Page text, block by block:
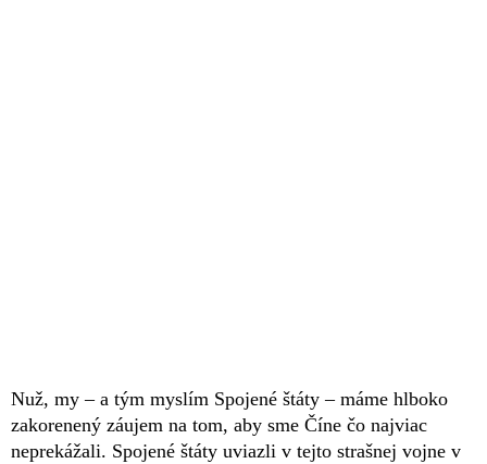
Nuž, my – a tým myslím Spojené štáty – máme hlboko
zakorenený záujem na tom, aby sme Číne čo najviac
neprekážali. Spojené štáty uviazli v tejto strašnej vojne v